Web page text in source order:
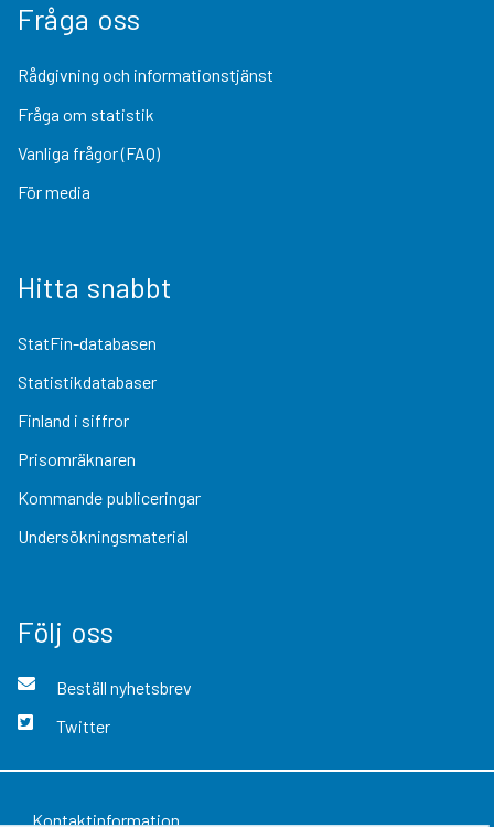
Fråga oss
Rådgivning och informationstjänst
Fråga om statistik
Vanliga frågor (FAQ)
För media
Hitta snabbt
StatFin-databasen
Statistikdatabaser
Finland i siffror
Prisomräknaren
Kommande publiceringar
Undersökningsmaterial
Följ oss
Beställ nyhetsbrev
Twitter
Kontaktinformation